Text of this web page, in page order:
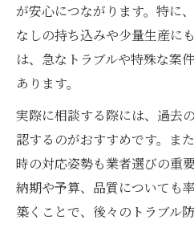
溶接トラブルに強い
松伏町で溶接の悩
由
る方法
信頼できる溶接先選び
安心して任せられ
溶接相談で重視す
覧
が安心につながります。特に
なしの持ち込みや少量生産に
は、急なトラブルや特殊な案
あります。
実際に相談する際には、過去
認するのがおすすめです。ま
時の対応姿勢も業者選びの重
納期や予算、品質についても
築くことで、後々のトラブル